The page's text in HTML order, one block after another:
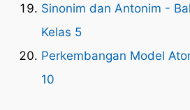
Sinonim dan Antonim -
Kelas 5
Perkembangan Model
10